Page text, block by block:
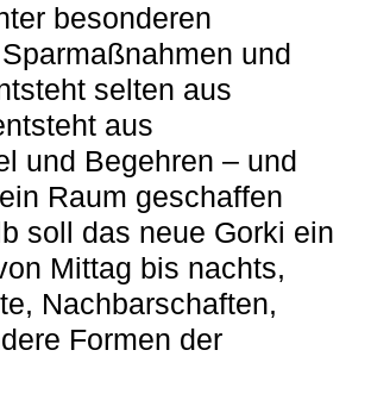
besonderen
und
selten aus
aus
und Begehren – und
Raum geschaffen
soll das neue Gorki ein
Mittag bis nachts,
Nachbarschaften,
Formen der